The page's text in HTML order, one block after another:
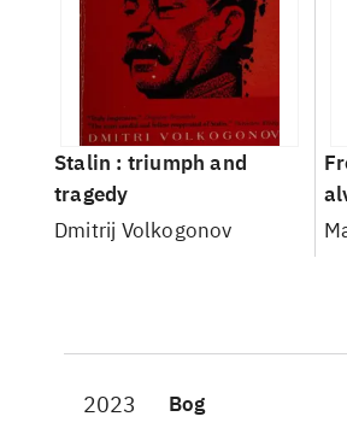
Stalin : triumph and
tragedy
Dmitrij Volkogonov
2023 Bog